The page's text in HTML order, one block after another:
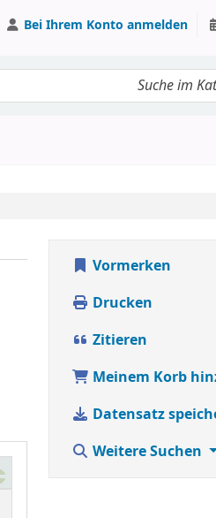
Bei Ihrem Konto anmelden
Vormerken
Drucken
Zitieren
Meinem Korb
Datensatz
Weitere Suchen